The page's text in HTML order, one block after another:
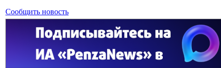
Сообщить новость